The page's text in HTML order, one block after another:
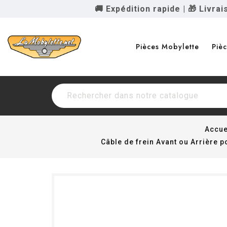
🚚 Expédition rapide | 🎁
Pièces Mobylette
Câble de frein Avant ou Arrière